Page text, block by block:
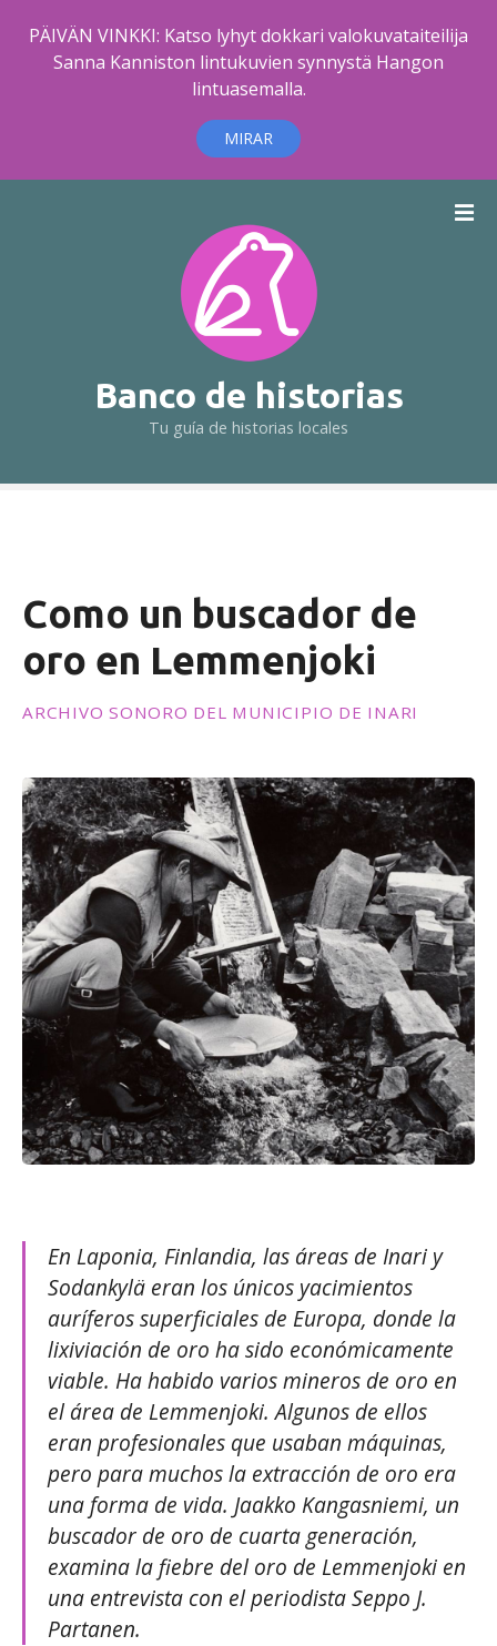
PÄIVÄN VINKKI: Katso lyhyt dokkari valokuvataiteilija
Sanna Kanniston lintukuvien synnystä Hangon
lintuasemalla.
MIRAR
t
Banco de historias
Tu guía de historias locales
Como un buscador de
oro en Lemmenjoki
ARCHIVO SONORO DEL MUNICIPIO DE INARI
En Laponia, Finlandia, las áreas de Inari y
Sodankylä eran los únicos yacimientos
auríferos superficiales de Europa, donde la
lixiviación de oro ha sido económicamente
viable. Ha habido varios mineros de oro en
el área de Lemmenjoki. Algunos de ellos
eran profesionales que usaban máquinas,
pero para muchos la extracción de oro era
una forma de vida. Jaakko Kangasniemi, un
buscador de oro de cuarta generación,
examina la fiebre del oro de Lemmenjoki en
una entrevista con el periodista Seppo J.
Partanen.